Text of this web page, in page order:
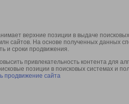
верхние позиции в выдаче
сайтов. На основе полученных данных
и сроки продвижения.
привлекательность контента для
позиции в поисковых системах и
продвижение сайта